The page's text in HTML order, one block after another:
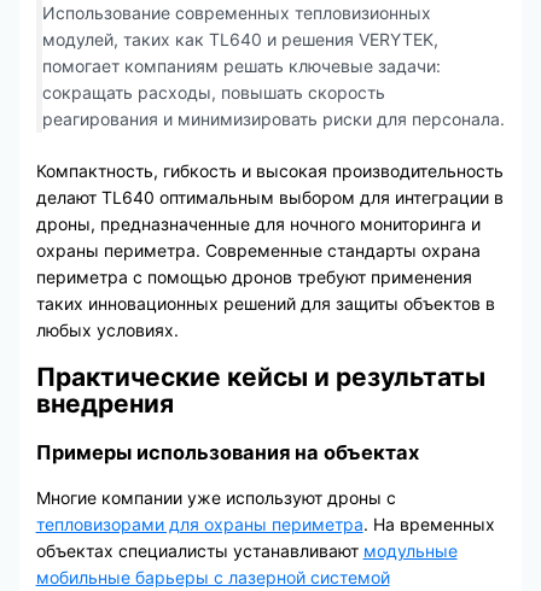
Использование современных тепловизионных
модулей, таких как TL640 и решения VERYTEK,
помогает компаниям решать ключевые задачи:
сокращать расходы, повышать скорость
реагирования и минимизировать риски для персонала.
Компактность, гибкость и высокая производительность
делают TL640 оптимальным выбором для интеграции в
дроны, предназначенные для ночного мониторинга и
охраны периметра. Современные стандарты охрана
периметра с помощью дронов требуют применения
таких инновационных решений для защиты объектов в
любых условиях.
Практические кейсы и результаты
внедрения
Примеры использования на объектах
Многие компании уже используют дроны с
тепловизорами для охраны периметра. На временных
объектах специалисты устанавливают модульные
мобильные барьеры с лазерной системой